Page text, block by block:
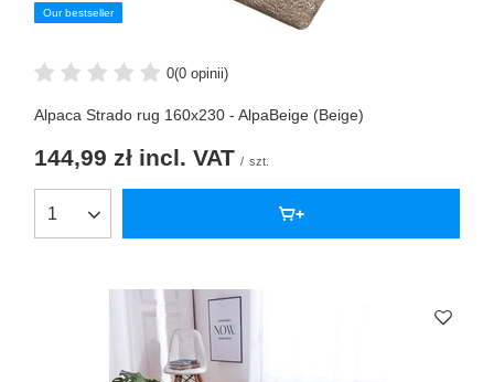
Our bestseller
0(0 opinii)
Alpaca Strado rug 160x230 - AlpaBeige (Beige)
144,99 zł incl. VAT / szt.